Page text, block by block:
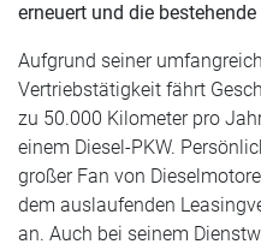
erneuert und die
Aufgrund seiner
Vertriebstätigkeit fährt
zu 50.000 Kilometer pro
einem Diesel-PKW.
großer Fan von
dem auslaufenden
an. Auch bei seinem